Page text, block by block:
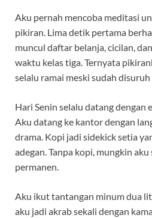
Aku pernah mencoba meditasi
pikiran. Lima detik pertama
muncul daftar belanja, cicilan,
waktu kelas tiga. Ternyata
selalu ramai meski sudah
Hari Senin selalu datang dengan
Aku datang ke kantor dengan
drama. Kopi jadi sidekick setia
adegan. Tanpa kopi, mungkin
permanen.
Aku ikut tantangan minum dua
aku jadi akrab sekali dengan